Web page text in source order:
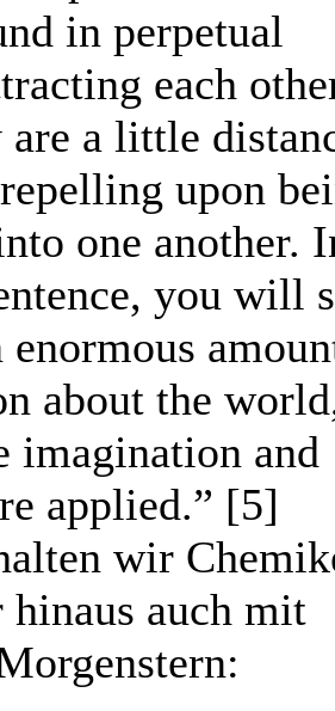
in perpetual
each
are a little
upon
one another.
you will
enormous
about the
imagination and
applied.” [5]
wir
hinaus auch mit